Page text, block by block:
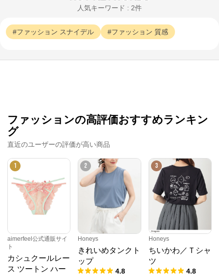
人気キーワード : 2件
ファッション スナイデル ファッション 質感
ファッションの高評価おすすめランキン
グ
直近のユーザーの評価が高い商品
1
aimerfeel公式通販サイ
ト
カシュクールレー
ス ツートン ハー
2
Honeys
きれいめタンクト
ップ
4.8
3
Honeys
ちいかわ／Ｔシャ
ツ
4.8